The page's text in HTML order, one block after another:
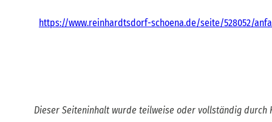
https://www.reinhardtsdorf-schoena.de/seite/528052/
Dieser Seiteninhalt wurde teilweise oder vollständig